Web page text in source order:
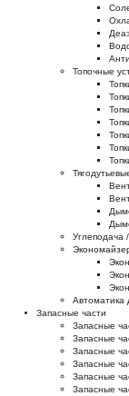
Топочные
Углеподача
Автоматика
Запасные части
Запасные
Запасные
Запасные
Запасные
Запасные
Запасные